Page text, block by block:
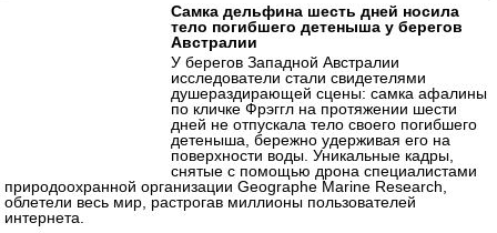
Самка дельфина шесть дней носила
тело погибшего детеныша у берегов
Австралии
У берегов Западной Австралии
исследователи стали свидетелями
душераздирающей сцены: самка афалины
по кличке Фрэггл на протяжении шести
дней не отпускала тело своего погибшего
детеныша, бережно удерживая его на
поверхности воды. Уникальные кадры,
снятые с помощью дрона специалистами
природоохранной организации Geographe Marine Research,
облетели весь мир, растрогав миллионы пользователей
интернета.